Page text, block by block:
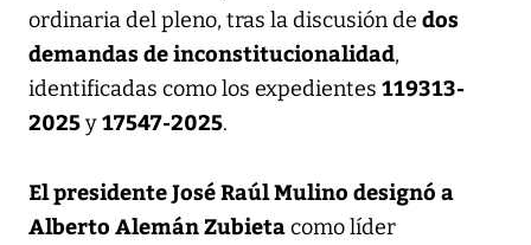
ordinaria del pleno, tras la discusión de dos
demandas de inconstitucionalidad,
identificadas como los expedientes 119313-
2025y17547-2025.
El presidente José Raúl Mulino designó a
Alberto Alemán Zubietacomo líder